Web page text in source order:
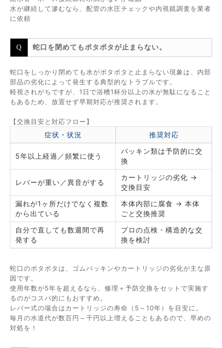
水が継続して滲むなら、配管の水圧チェックや内視鏡調査を業者
に依頼
蛇口を閉めてもポタポタが止まらない。
蛇口をしっかり閉めても水がポタポタと止まらない現象は、内部
部品の劣化によって発生する典型的なトラブルです。
軽視されがちですが、1日で浴槽1杯分以上の水が無駄になること
もあるため、放置せず早期対応が推奨されます。
【交換目安と対応フロー】
症状・状況 推奨対応
5年以上経過／頻繁に使う
パッキン類は予防的に交
換
レバーが重い／異音がする
カートリッジの劣化 →
交換目安
漏れが1ヶ所だけでなく複数
から出ている
本体内部に腐食 → 本体
ごと交換推奨
自分で直しても数週間で再
発する
プロの点検・構造的な交
換を検討
蛇口のポタポタは、ゴムパッキンやカートリッジの劣化が主な原
因です。
使用年数が5年を超えるなら、修理＋予防交換をセットで実施す
るのがコスパ的にもおすすめ。
レバー式の場合はカートリッジの寿命（5～10年）を目安に。
毎月の水道代が数百円～千円以上増えることもあるので、早めの
対処を！